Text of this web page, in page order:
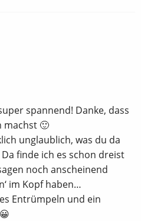
spannend! Danke, dass
machst 🙂
unglaublich, was du da
finde ich es schon dreist
noch anscheinend
im Kopf haben…
Entrümpeln und ein